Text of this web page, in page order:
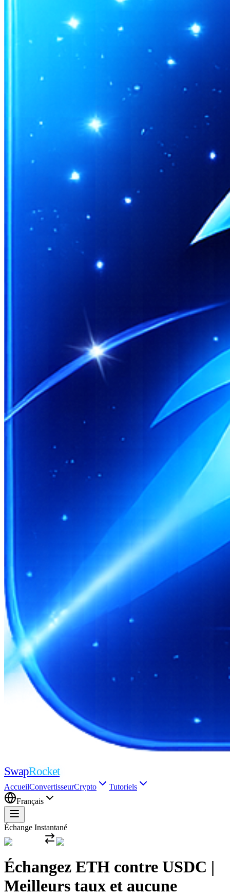
SwapRocket
AccueilConvertisseurCrypto
Tutoriels
Français
Échange Instantané
Échangez ETH contre USDC |
Meilleurs taux et aucune